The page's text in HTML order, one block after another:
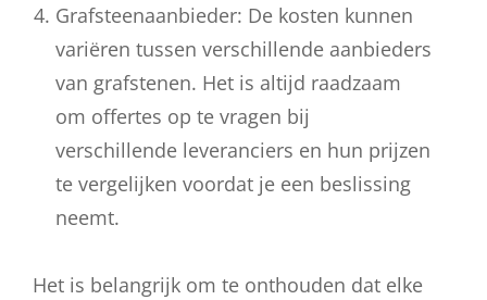
Grafsteenaanbieder: De kosten kunnen
variëren tussen verschillende aanbieders
van grafstenen. Het is altijd raadzaam
om offertes op te vragen bij
verschillende leveranciers en hun prijzen
te vergelijken voordat je een beslissing
neemt.
Het is belangrijk om te onthouden dat elke